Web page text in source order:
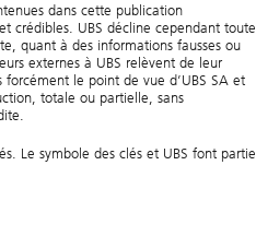
dans cette publication
crédibles. UBS décline cependant toute
quant à des informations fausses ou
externes à UBS relèvent de leur
le point de vue d’UBS SA et
totale ou partielle, sans
Le symbole des clés et UBS font partie